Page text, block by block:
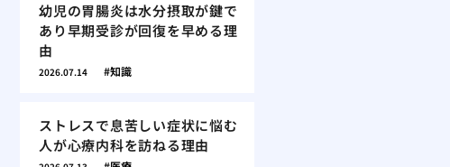
幼児の胃腸炎は水分摂取が鍵で
あり早期受診が回復を早める理
由
2026.07.14 知識
ストレスで息苦しい症状に悩む
人が心療内科を訪ねる理由